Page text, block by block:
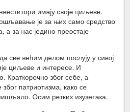
имају своје циљеве.
је за њих само средство
а за нас једино преостаје
све већим делом послују у сивој
циљеве и интересе. И
Краткорочно због себе, а
патриотизма, како се
Осим ретких изузетака.